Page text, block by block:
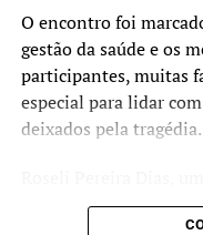
O encontro foi
gestão da saúde e os
participantes, muitas
especial para lidar
deixados pela tragédia.
destacou a